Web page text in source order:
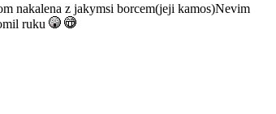
nakalena z jakymsi borcem(jeji kamos)Nevim
ruku